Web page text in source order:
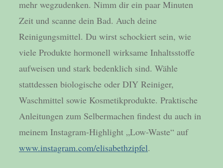
mehr wegzudenken. Nimm dir ein paar Minuten
Zeit und scanne dein Bad. Auch deine
Reinigungsmittel. Du wirst schockiert sein, wie
viele Produkte hormonell wirksame Inhaltsstoffe
aufweisen und stark bedenklich sind. Wähle
stattdessen biologische oder DIY Reiniger,
Waschmittel sowie Kosmetikprodukte. Praktische
Anleitungen zum Selbermachen findest du auch in
meinem Instagram-Highlight „Low-Waste“ auf
www.instagram.com/elisabethzipfel.